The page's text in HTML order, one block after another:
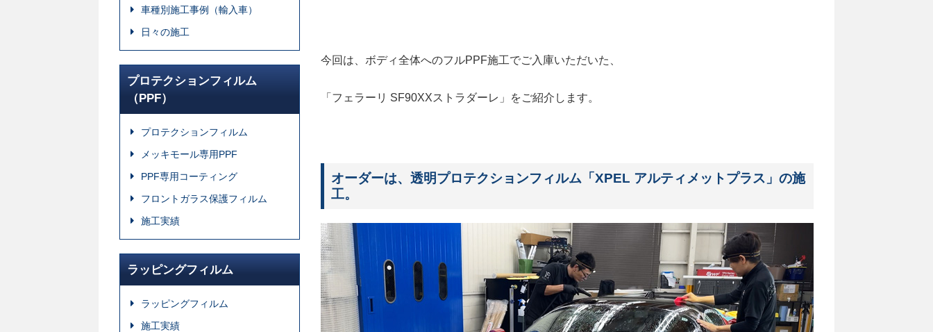
今回は、ボディ全体へのフルPPF施工でご入庫いただいた、
「フェラーリ SF90XXストラダーレ」をご紹介します。
オーダーは、透明プロテクションフィルム「XPEL アルティメットプラス」の施
工。
車種別施工事例（輸入車）
日々の施工
プロテクションフィルム
（PPF）
プロテクションフィルム
メッキモール専用PPF
PPF専用コーティング
フロントガラス保護フィルム
施工実績
ラッピングフィルム
ラッピングフィルム
施工実績